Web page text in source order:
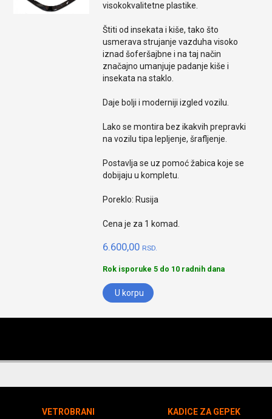
visokokvalitetne plastike.
Štiti od insekata i kiše, tako što
usmerava strujanje vazduha visoko
iznad šoferšajbne i na taj način
značajno umanjuje padanje kiše i
insekata na staklo.
Daje bolji i moderniji izgled vozilu.
Lako se montira bez ikakvih prepravki
na vozilu tipa lepljenje, šrafljenje.
Postavlja se uz pomoć žabica koje se
dobijaju u kompletu.
Poreklo: Rusija
Cena je za 1 komad.
6.600,00 RSD.
Rok isporuke 5 do 10 radnih dana
U korpu
VETROBRANI KADICE ZA GEPEK